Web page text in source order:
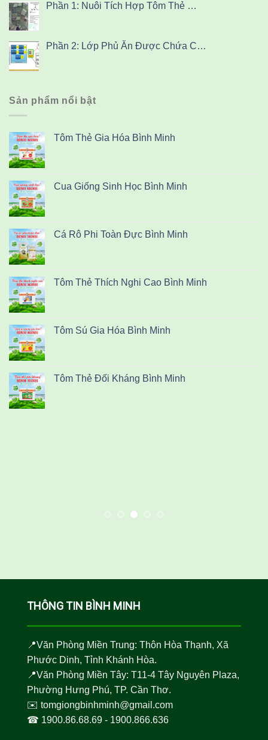
Phần 1: Nuôi Tích Hợp Tôm Thẻ …
Phần 2: Lớp Phủ Ăn Được Chứa C…
Sản phẩm nổi bật
Tôm Thẻ Gia Hóa Bình Minh
Cua Giống Sinh Học Bình Minh
Cá Rô Phi Toàn Đực Bình Minh
Tôm Thẻ Thích Nghi Cao Bình Minh
Tôm Sú Gia Hóa Bình Minh
Tôm Thẻ Đối Kháng Bình Minh
THÔNG TIN BÌNH MINH
📍Văn Phòng Miền Trung: Thôn Hòa Thạnh, Xã
Phước Dinh, Tỉnh Khánh Hòa.
📍Văn Phòng Miền Tây: T11-4 Tây Nguyên Plaza,
Phường Hưng Phú, TP. Cần Thơ.
✉️ tomgiongbinhminh@gmail.com
☎︎ 1900.86.68.69- 1900.866.636